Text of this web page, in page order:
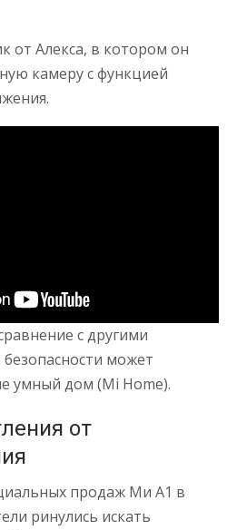
от Алекса, в котором он
камеру с функцией
с другими
может
умный дом (Mi Home).
от
продаж Ми А1 в
ринулись искать